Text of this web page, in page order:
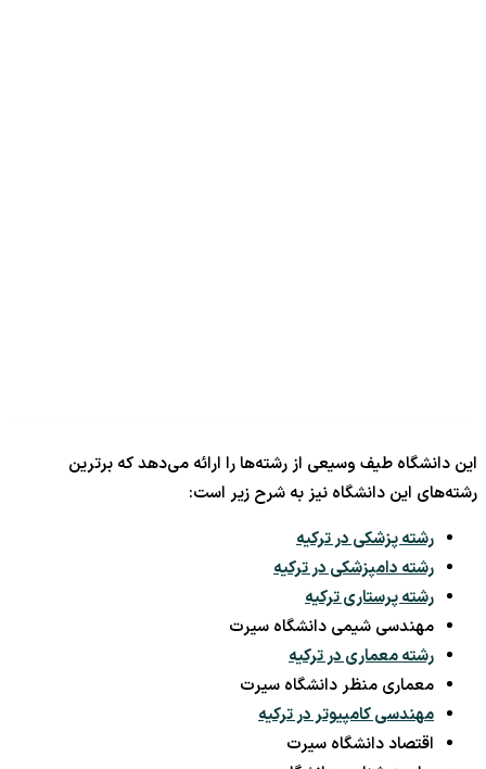
این دانشگاه طیف وسیعی از رشته‌ها را ارائه می‌دهد که برترین
رشته‌های این دانشگاه نیز به شرح زیر است:
رشته پزشکی در ترکیه
رشته دامپزشکی در ترکیه
رشته پرستاری ترکیه
مهندسی شیمی دانشگاه سیرت
رشته معماری در ترکیه
معماری منظر دانشگاه سیرت
مهندسی کامپیوتر در ترکیه
اقتصاد دانشگاه سیرت